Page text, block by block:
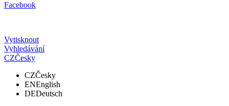
Facebook
Vytisknout
Vyhledávání
CZČesky
CZČesky
ENEnglish
DEDeutsch